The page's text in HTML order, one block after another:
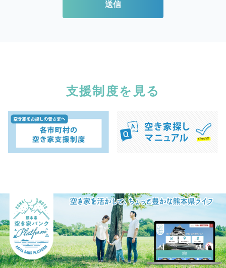
送信
支援制度を見る